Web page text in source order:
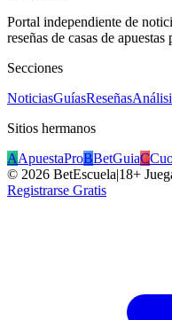
Portal independiente de
reseñas de casas de
Secciones
NoticiasGuíasReseñas
Sitios hermanos
AApuestaProBBetGuiaC
© 2026 BetEscuela|18+
Registrarse Gratis